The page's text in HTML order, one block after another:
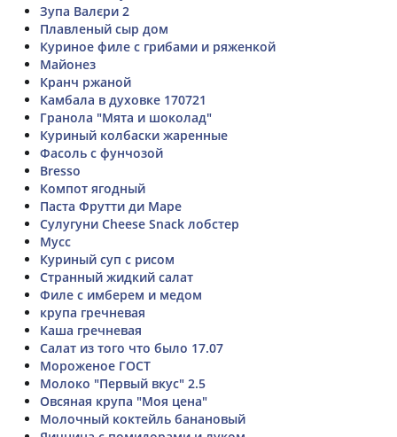
Зупа Валєри 2
Плавленый сыр дом
Куриное филе с грибами и ряженкой
Майонез
Кранч ржаной
Камбала в духовке 170721
Гранола "Мята и шоколад"
Куриный колбаски жаренные
Фасоль с фунчозой
Bresso
Компот ягодный
Паста Фрутти ди Маре
Сулугуни Cheese Snack лобстер
Мусс
Куриный суп с рисом
Странный жидкий салат
Филе с имберем и медом
крупа гречневая
Каша гречневая
Салат из того что было 17.07
Мороженое ГОСТ
Молоко "Первый вкус" 2.5
Овсяная крупа "Моя цена"
Молочный коктейль банановый